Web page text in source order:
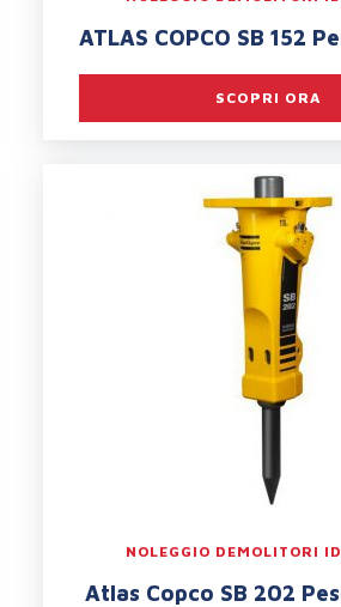
ATLAS COPCO SB 152
SCOPRI ORA
NOLEGGIO DEMOLITORI
Atlas Copco SB 202